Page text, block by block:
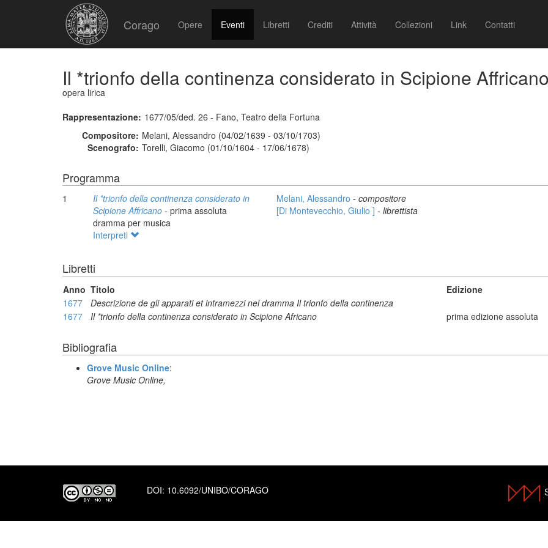
Corago Opere Eventi Libretti Crediti Attività Collezioni Link Contatti
Il *trionfo della continenza considerato in Scipione Affricano
opera lirica
Rappresentazione: 1677/05/ded. 26 - Fano, Teatro della Fortuna
Compositore: Melani, Alessandro (04/02/1639 - 03/10/1703)
Scenografo: Torelli, Giacomo (01/10/1604 - 17/06/1678)
Programma
1
Il *trionfo della continenza considerato in
Scipione Affricano - prima assoluta
dramma per musica
Melani, Alessandro - compositore
[Di Montevecchio, Giulio ] - librettista
Interpreti
Libretti
Anno Titolo Edizione
1677
Descrizione de gli apparati et intramezzi nel dramma Il trionfo della continenza
1677
Il *trionfo della continenza considerato in Scipione Africano prima edizione assoluta
Bibliografia
Grove Music Online:
Grove Music Online,
DOI: 10.6092/UNIBO/CORAGO